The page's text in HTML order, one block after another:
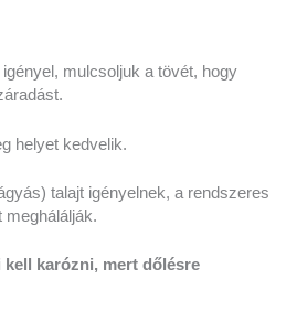
mulcsoljuk a tövét, hogy
helyet kedvelik.
talajt igényelnek, a rendszeres
meghálálják.
kell karózni, mert dőlésre